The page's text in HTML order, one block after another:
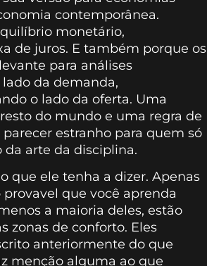
contemporânea.
monetário,
de juros. E também porque os
para análises
da demanda,
o lado da oferta. Uma
do mundo e uma regra de
estranho para quem só
da arte da disciplina.
que ele tenha a dizer. Apenas
que você aprenda
a maioria deles, estão
zonas de conforto. Eles
anteriormente do que
menção alguma ao que